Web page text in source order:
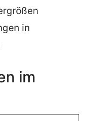
in
im